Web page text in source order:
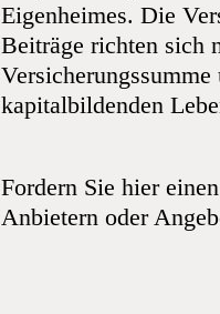
Eigenheimes. Die
Beiträge richten sich
kapitalbildenden
Fordern Sie hier
Anbietern oder